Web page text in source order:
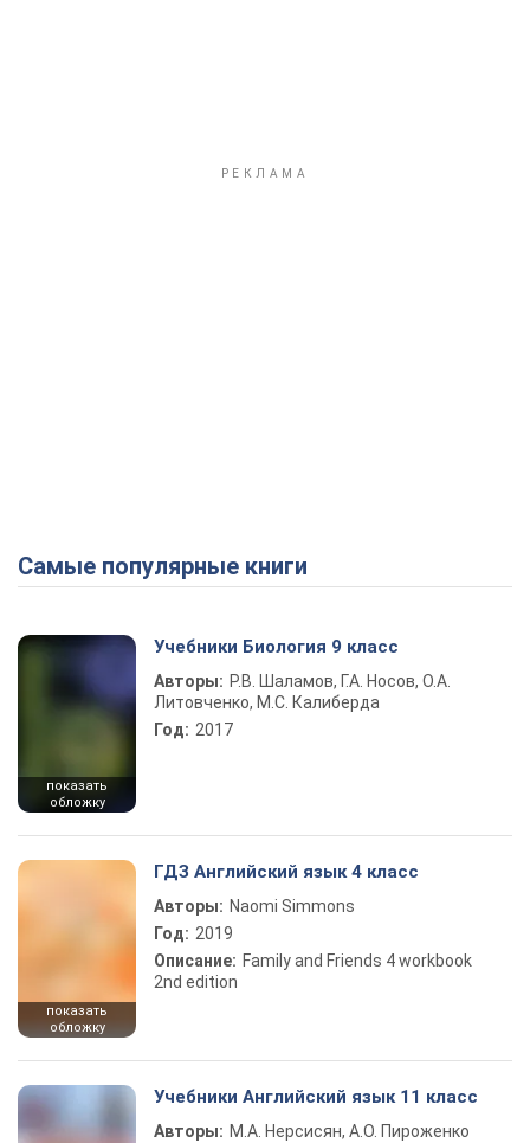
Самые популярные книги
показать
обложку
Учебники Биология 9 класс
Авторы: Р.В. Шаламов, Г.А. Носов, О.А.
Литовченко, М.С. Калиберда
Год: 2017
показать
обложку
ГДЗ Английский язык 4 класс
Авторы: Naomi Simmons
Год: 2019
Описание: Family and Friends 4 workbook
2nd edition
Учебники Английский язык 11 класс
Авторы: М.А. Нерсисян, А.О. Пироженко